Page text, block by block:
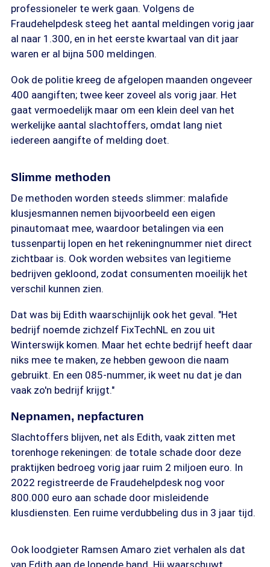
professioneler te werk gaan. Volgens de
Fraudehelpdesk steeg het aantal meldingen vorig jaar
al naar 1.300, en in het eerste kwartaal van dit jaar
waren er al bijna 500 meldingen.
Ook de politie kreeg de afgelopen maanden ongeveer
400 aangiften; twee keer zoveel als vorig jaar. Het
gaat vermoedelijk maar om een klein deel van het
werkelijke aantal slachtoffers, omdat lang niet
iedereen aangifte of melding doet.
Slimme methoden
De methoden worden steeds slimmer: malafide
klusjesmannen nemen bijvoorbeeld een eigen
pinautomaat mee, waardoor betalingen via een
tussenpartij lopen en het rekeningnummer niet direct
zichtbaar is. Ook worden websites van legitieme
bedrijven gekloond, zodat consumenten moeilijk het
verschil kunnen zien.
Dat was bij Edith waarschijnlijk ook het geval. "Het
bedrijf noemde zichzelf FixTechNL en zou uit
Winterswijk komen. Maar het echte bedrijf heeft daar
niks mee te maken, ze hebben gewoon die naam
gebruikt. En een 085-nummer, ik weet nu dat je dan
vaak zo'n bedrijf krijgt."
Nepnamen, nepfacturen
Slachtoffers blijven, net als Edith, vaak zitten met
torenhoge rekeningen: de totale schade door deze
praktijken bedroeg vorig jaar ruim 2 miljoen euro. In
2022 registreerde de Fraudehelpdesk nog voor
800.000 euro aan schade door misleidende
klusdiensten. Een ruime verdubbeling dus in 3 jaar tijd.
Ook loodgieter Ramsen Amaro ziet verhalen als dat
van Edith aan de lopende band. Hij waarschuwt